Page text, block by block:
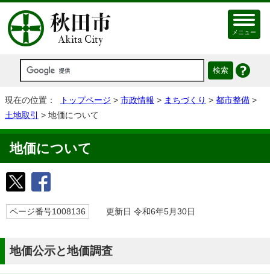
メニュー
現在の位置： トップページ > 市政情報 > まちづくり > 都市整備 >
土地取引
> 地価について
地価について
ページ番号1008136 更新日 令和6年5月30日
地価公示と地価調査